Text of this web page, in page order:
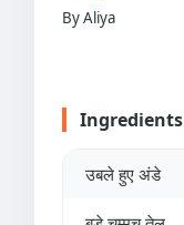
By Aliya
Ingredients
उबले हुए अंडे